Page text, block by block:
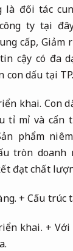
là đối tác
ty tại
cấp,Giảm
cậy có đa
con dấu tại
khai. Con
tỉ mỉ và cẩn
phẩm
tròn
đạt chất
+ Cấu trúc
khai. +